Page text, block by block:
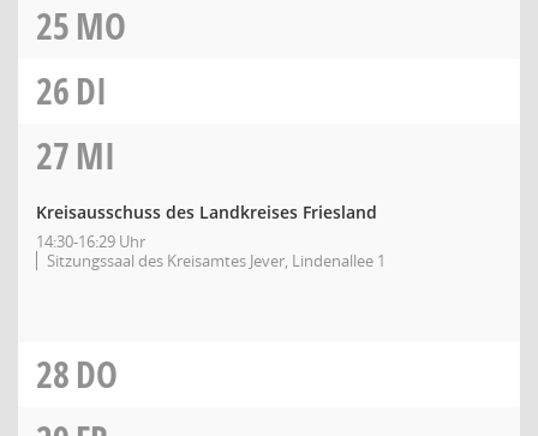
25MO
26DI
27MI
Kreisausschuss des Landkreises Friesland
14:30-16:29 Uhr
Sitzungssaal des Kreisamtes Jever, Lindenallee 1
28DO